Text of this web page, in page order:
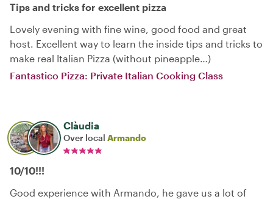
Tips and tricks for excellent pizza
Lovely evening with fine wine, good food and great
host. Excellent way to learn the inside tips and tricks to
make real Italian Pizza (without pineapple…)
Fantastico Pizza: Private Italian Cooking Class
Clàudia
Over local Armando
10/10!!!
Good experience with Armando, he gave us a lot of